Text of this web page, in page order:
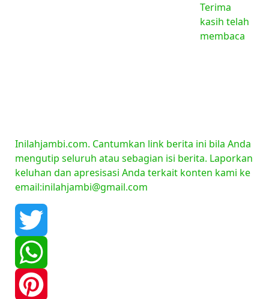
Terima
kasih telah
membaca
Inilahjambi.com. Cantumkan link berita ini bila Anda
mengutip seluruh atau sebagian isi berita. Laporkan
keluhan dan apresisasi Anda terkait konten kami ke
email:inilahjambi@gmail.com
Twitter
WhatsApp